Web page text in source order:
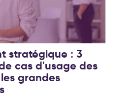
stratégique : 3
cas d'usage des
grandes